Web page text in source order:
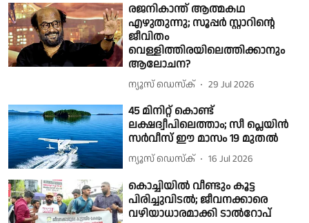
രജനികാന്ത് ആത്മകഥ
എഴുതുന്നു; സൂപ്പർ സ്റ്റാറിന്റെ
ജീവിതം
വെള്ളിത്തിരയിലെത്തിക്കാനും
ആലോചന?
ന്യൂസ് ഡെസ്ക് 29 Jul 2026
45 മിനിറ്റ് കൊണ്ട്
ലക്ഷദ്വീപിലെത്താം; സീ പ്ലെയിൻ
സർവീസ് ഈ മാസം 19 മുതൽ
ന്യൂസ് ഡെസ്ക് 16 Jul 2026
കൊച്ചിയിൽ വീണ്ടും കൂട്ട
പിരിച്ചുവിടൽ; ജീവനക്കാരെ
വഴിയാധാരമാക്കി ടാൽറോപ്